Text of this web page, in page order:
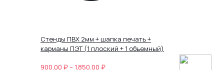
Cтенды ПВХ 2мм + шапка печать +
карманы ПЭТ (1 плоский + 1 объемный)
900.00 ₽– 1,850.00 ₽Диапазон